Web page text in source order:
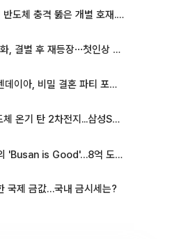
[증시키워드] 반도체 충격 뚫은 개별 호재...포스코퓨처엠·에코프로·한화솔루션 '눈길'
‘나솔사계’ 국화, 결별 후 재등장⋯첫인상 투표 휩쓸고 ‘인기녀’ 등극
톰 홀랜드♥젠데이아, 비밀 결혼 파티 포착⋯호텔 대관비만 9억
[특징주] 반도체 온기 탄 2차전지...삼성SDI, 장 초반 7% 넘게 껑충
is Good'…8억 도시브랜드, 용산 대통령실 CI 업체가 수행
국제 금값…국내 금시세는?